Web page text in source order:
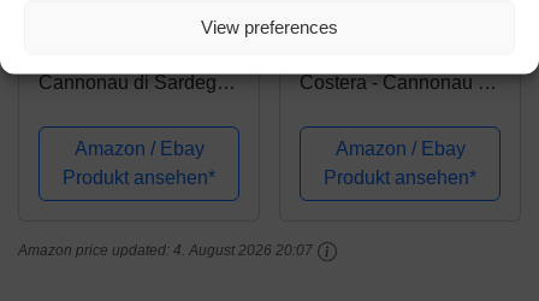
View preferences
Cannonau di Sardegna
Trocken (3 x 0.75 l)
Amazon / Ebay
Produkt ansehen*
Costera - Cannonau di
0.75 l)Amazon / Ebay
Produkt ansehen*
Amazon price updated: 4. August 2026 20:07